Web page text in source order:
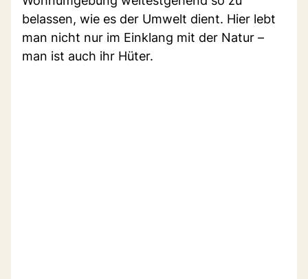
belassen, wie es der Umwelt dient. Hier lebt
man nicht nur im Einklang mit der Natur –
man ist auch ihr Hüter.